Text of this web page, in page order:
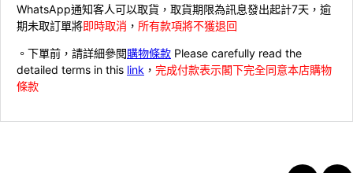
WhatsApp通知客人可以取貨，取貨期限為訊息發出起計7天，逾
期未取訂單將即時取消 ， 所有款項將不獲退回
。下單前，請詳細參閱購物條款 Please carefully read the
detailed terms in this link ， 完成付款表示閣下完全同意本店購物
條款